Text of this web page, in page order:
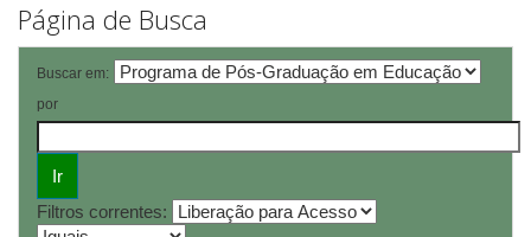
Página de Busca
Buscar em:
por
Filtros correntes: